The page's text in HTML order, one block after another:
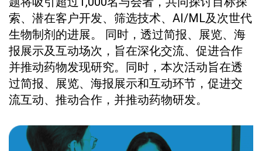
索、潜在客户开发、筛选技术、AI/ML及次世代
生物制剂的进展。 同时，透过简报、展览、海
报展示及互动场次，旨在深化交流、促进合作
并推动药物发现研究。同时，本次活动旨在透
过简报、展览、海报展示和互动环节，促进交
流互动、推动合作，并推动药物研发。